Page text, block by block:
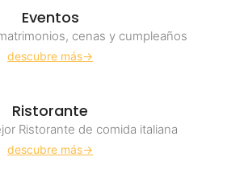
Eventos
cenas y cumpleaños
descubre más->
Ristorante
Ristorante de comida italiana
descubre más->